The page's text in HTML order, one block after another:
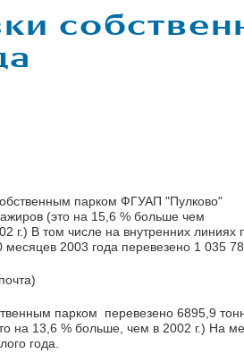
Заказ чартера
Пассажирам
парком ФГУАП "Пулково"
(это на 15,6 % больше чем
г.) В том числе на внутренних
2003 года перевезено 1 035
парком перевезено 6895,9
на 13,6 % больше, чем в 2002 г.) На
года.